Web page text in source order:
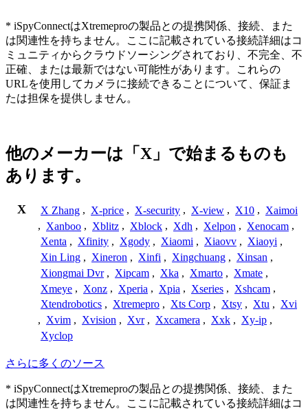
* iSpyConnectはXtremeproの製品との提携関係、接続、また
は関連性を持ちません。ここに記載されている接続詳細はコ
ミュニティからクラウドソーシングされており、不完全、不
正確、または最新ではない可能性があります。これらの
URLを使用してカメラに接続できることについて、保証ま
たは担保を提供しません。
他のメーカーは「X」で始まるものも
あります。
X X Zhang , X-price , X-security , X-view , X10 , Xaimoi
, Xanboo , Xblitz , Xblock , Xdh , Xelpon , Xenocam ,
Xenta , Xfinity , Xgody , Xiaomi , Xiaovv , Xiaoyi ,
Xin Ling , Xineron , Xinfi , Xingchuang , Xinsan ,
Xiongmai Dvr , Xipcam , Xka , Xmarto , Xmate ,
Xmeye , Xonz , Xperia , Xpia , Xseries , Xshcam ,
Xtendrobotics , Xtremepro , Xts Corp , Xtsy , Xtu , Xvi
, Xvim , Xvision , Xvr , Xxcamera , Xxk , Xy-ip ,
Xyclop
さらに多くのソース
* iSpyConnectはXtremeproの製品との提携関係、接続、また
は関連性を持ちません。ここに記載されている接続詳細はコ